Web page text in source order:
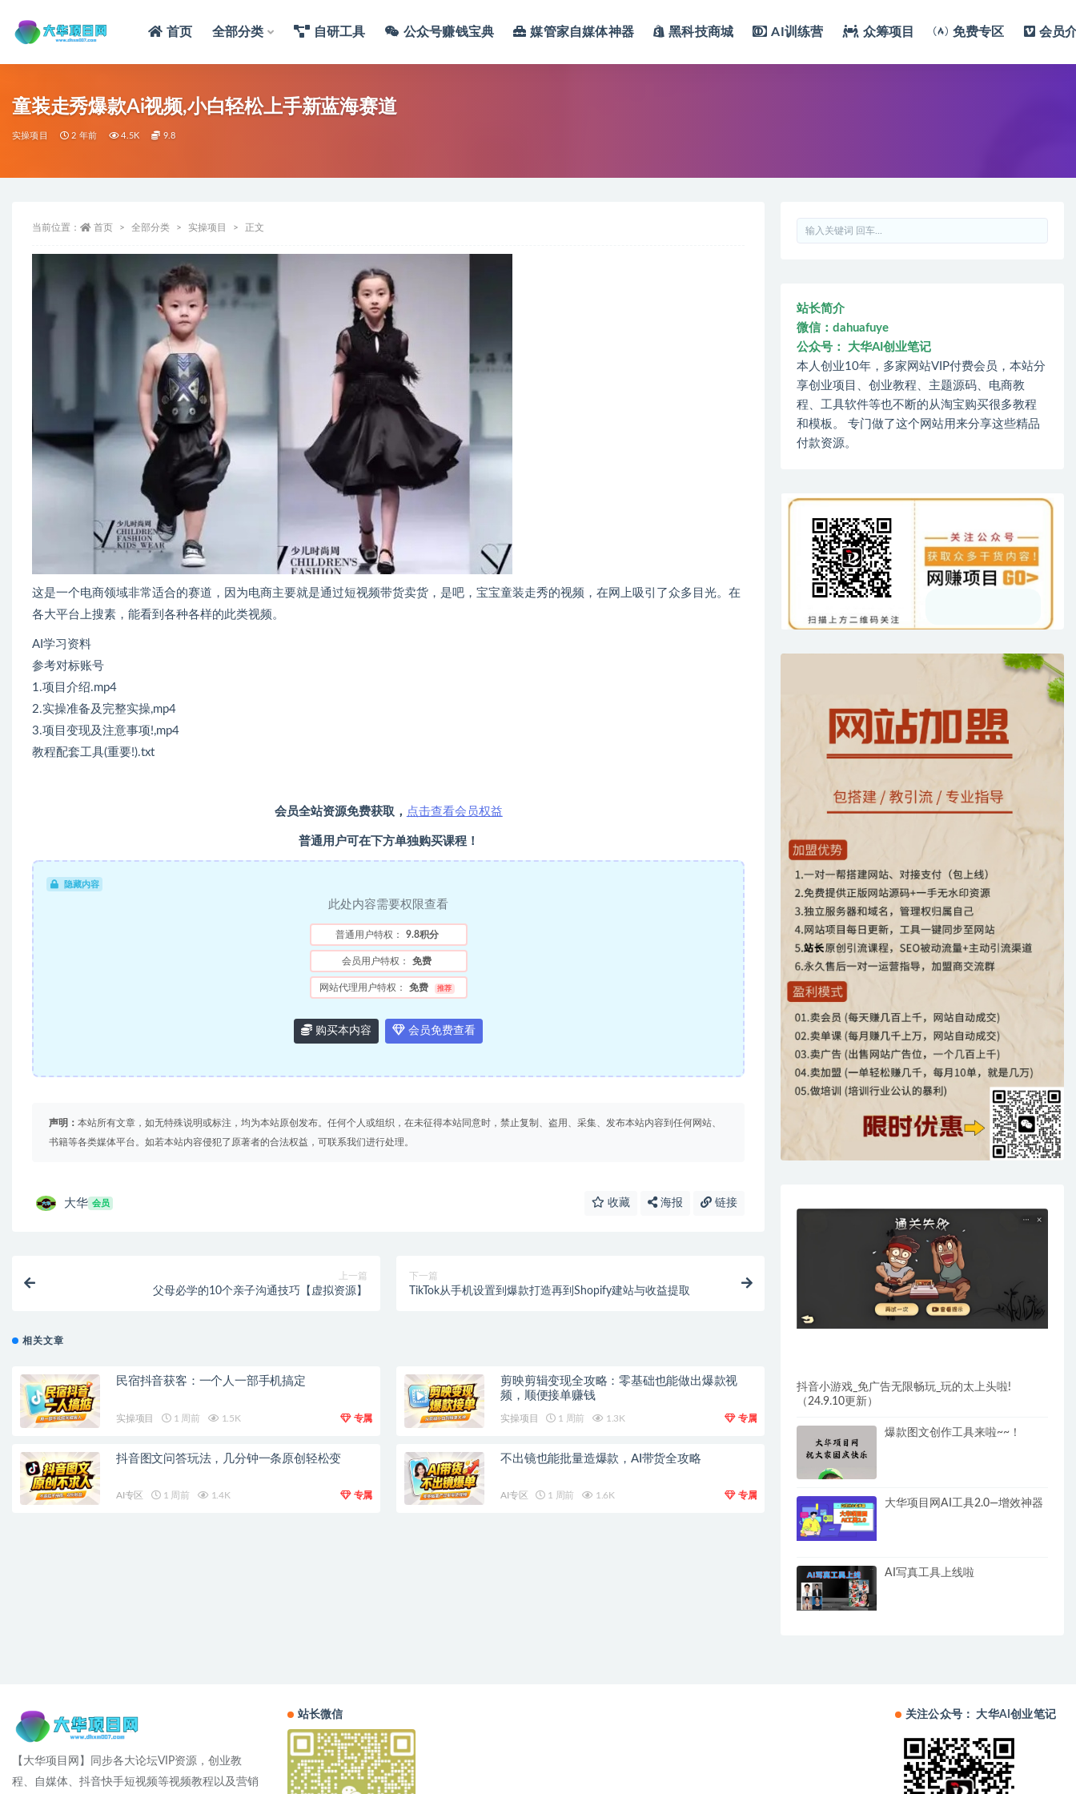
首页 全部分类 自研工具 公众号赚钱宝典 媒管家自媒体神器 黑科技商城 AI训练营 众筹项目 免费专区 会员
童装走秀爆款Ai视频,小白轻松上手新蓝海赛道
实操项目 2 年前 4.5K 9.8
当前位置： 首页 全部分类 实操项目 正文
这是一个电商领域非常适合的赛道，因为电商主要就是通过短视频带货卖货，是吧，宝宝童装走秀的视频，在网上吸引了众多目光。在
各大平台上搜素，能看到各种各样的此类视频。
AI学习资料
参考对标账号
1.项目介绍.mp4
2.实操准备及完整实操,mp4
3.项目变现及注意事项!,mp4
教程配套工具(重要!).txt
会员全站资源免费获取， 点击查看会员权益
普通用户可在下方单独购买课程！
隐藏内容
此处内容需要权限查看
普通用户特权： 9.8积分
会员用户特权： 免费
网站代理用户特权： 免费 推荐
购买本内容 会员免费查看
声明： 本站所有文章，如无特殊说明或标注，均为本站原创发布。任何个人或组织，在未征得本站同意时，禁止复制、盗用、采集、发布本站内容到任何网站、
书籍等各类媒体平台。如若本站内容侵犯了原著者的合法权益，可联系我们进行处理。
大华 会员 收藏 海报 链接
上一篇
父母必学的10个亲子沟通技巧【虚拟资源】
下一篇
TikTok从手机设置到爆款打造再到Shopify建站与收益提取
相关文章
民宿抖音获客：一个人一部手机搞定
实操项目 1 周前 1.5K 专属
剪映剪辑变现全攻略：零基础也能做出爆款视
频，顺便接单赚钱
实操项目 1 周前 1.3K 专属
抖音图文问答玩法，几分钟一条原创轻松变
AI专区 1 周前 1.4K 专属
不出镜也能批量造爆款，AI带货全攻略
AI专区 1 周前 1.6K 专属
站长简介
微信：dahuafuye
公众号： 大华AI创业笔记
本人创业10年，多家网站VIP付费会员，本站分
享创业项目、创业教程、主题源码、电商教
程、工具软件等也不断的从淘宝购买很多教程
和模板。 专门做了这个网站用来分享这些精品
付款资源。
抖音小游戏_免广告无限畅玩_玩的太上头啦!
（24.9.10更新）
爆款图文创作工具来啦~~！
大华项目网AI工具2.0—增效神器
AI写真工具上线啦
【大华项目网】同步各大论坛VIP资源，创业教
程、自媒体、抖音快手短视频等视频教程以及营销
站长微信 关注公众号： 大华AI创业笔记